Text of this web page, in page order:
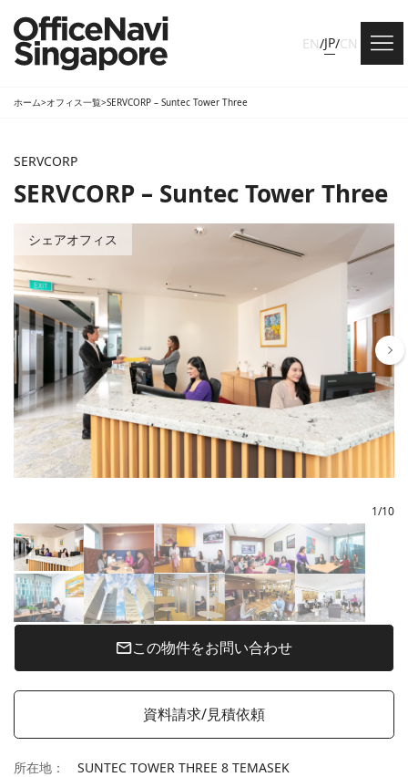
EN/JP/CN
ホーム>オフィス一覧>SERVCORP – Suntec Tower Three
SERVCORP
SERVCORP – Suntec Tower Three
シェアオフィス
1/10
この物件をお問い合わせ
資料請求/見積依頼
所在地 ：
SUNTEC TOWER THREE 8 TEMASEK